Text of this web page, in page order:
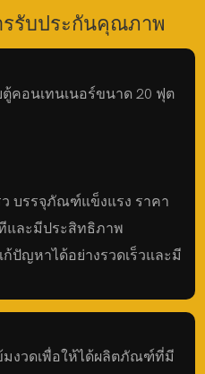
รรับประกันคุณภาพ
ตู้คอนเทนเนอร์ขนาด 20 ฟุต
บรรจุภัณฑ์แข็งแรง ราคา
และมีประสิทธิภาพ
ปัญหาได้อย่างรวดเร็วและมี
งวดเพื่อให้ได้ผลิตภัณฑ์ที่มี